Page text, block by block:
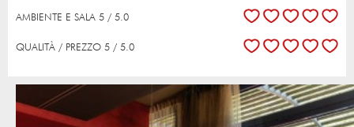
AMBIENTE E SALA 5 / 5.0
QUALITÀ / PREZZO 5 / 5.0